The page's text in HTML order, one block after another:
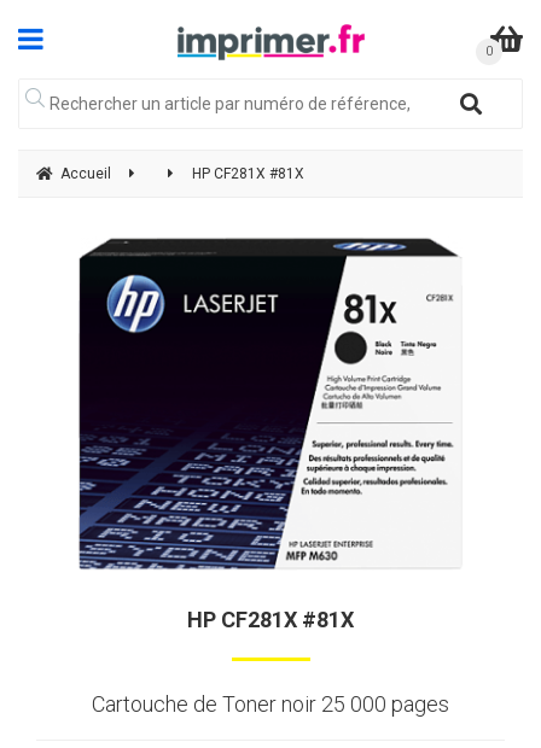
Accueil HP CF281X #81X
HP CF281X #81X
Cartouche de Toner noir 25 000 pages